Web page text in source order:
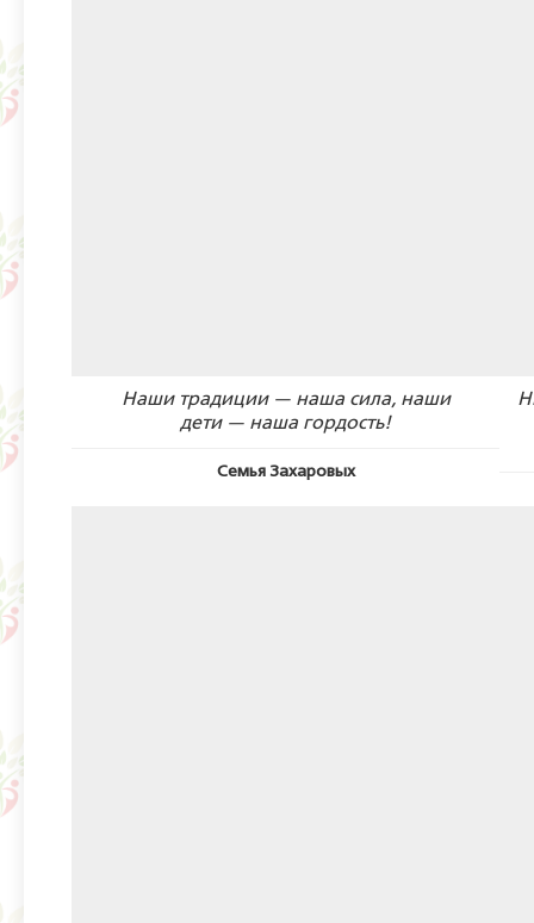
Наши традиции — наша сила, наши
дети — наша гордость!
Семья Захаровых